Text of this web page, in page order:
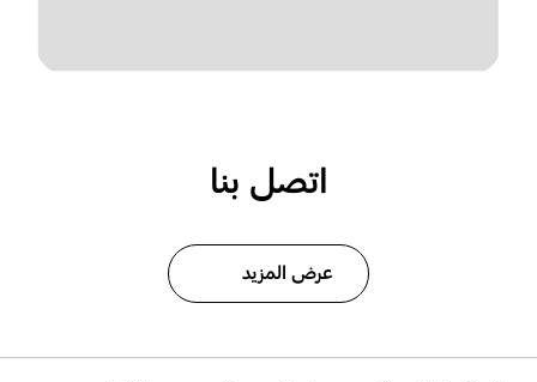
اتصل بنا
عرض المزيد